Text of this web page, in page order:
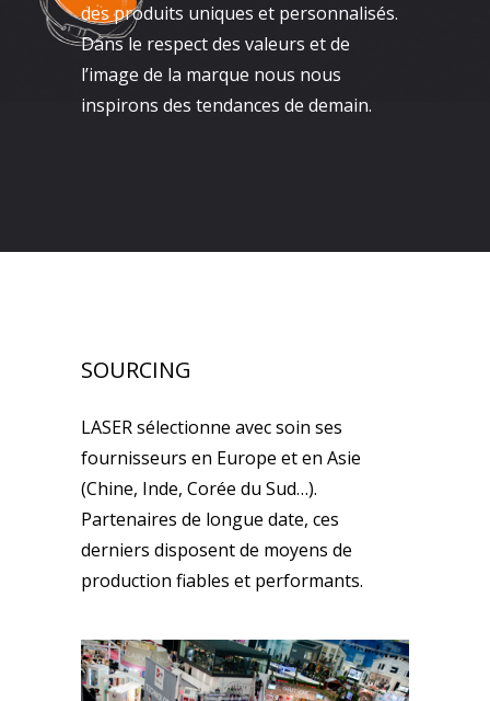
des produits uniques et personnalisés.
Dans le respect des valeurs et de
l’image de la marque nous nous
inspirons des tendances de demain.
SOURCING
LASER sélectionne avec soin ses
fournisseurs en Europe et en Asie
(Chine, Inde, Corée du Sud…).
Partenaires de longue date, ces
derniers disposent de moyens de
production fiables et performants.